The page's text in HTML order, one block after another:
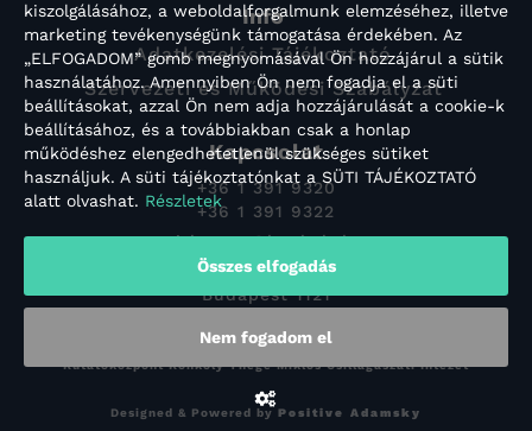
Info
Adatkezelési Tájékoztató
Szervezeti és Működési Szabályzat
Kapcsolat
+36 1 391 9320
+36 1 391 9322
titkarsag@konkoly.hu
Konkoly-Thege Miklós út 15-17.
Budapest 1121
Copyright © 2022 HUN-REN Csillagászati és Földtudományi
Kutatóközpont Konkoly Thege Miklós Csillagászati Intézet
Designed & Powered by Positive Adamsky
kiszolgálásához, a weboldalforgalmunk elemzéséhez, illetve
marketing tevékenységünk támogatása érdekében. Az
„ELFOGADOM” gomb megnyomásával Ön hozzájárul a sütik
használatához. Amennyiben Ön nem fogadja el a süti
beállításokat, azzal Ön nem adja hozzájárulását a cookie-k
beállításához, és a továbbiakban csak a honlap
működéshez elengedhetetlenül szükséges sütiket
használjuk. A süti tájékoztatónkat a SÜTI TÁJÉKOZTATÓ
alatt olvashat. Részletek
Összes elfogadás
Nem fogadom el